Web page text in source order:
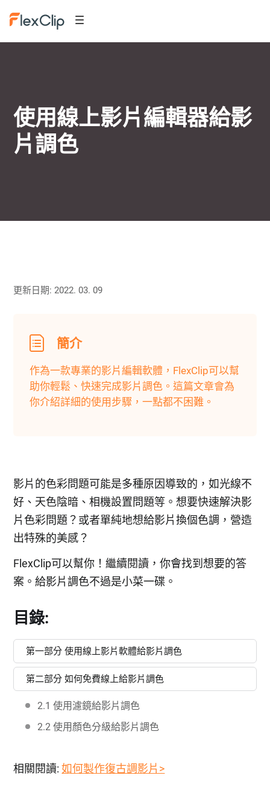
使用線上影片編輯器給影
片調色
更新日期: 2022. 03. 09
簡介
作為一款專業的影片編輯軟體，FlexClip可以幫
助你輕鬆、快速完成影片調色。這篇文章會為
你介紹詳細的使用步驟，一點都不困難。
影片的色彩問題可能是多種原因導致的，如光線不
好、天色陰暗、相機設置問題等。想要快速解決影
片色彩問題？或者單純地想給影片換個色調，營造
出特殊的美感？
FlexClip可以幫你！繼續閱讀，你會找到想要的答
案。給影片調色不過是小菜一碟。
目錄:
第一部分 使用線上影片軟體給影片調色
第二部分 如何免費線上給影片調色
2.1 使用濾鏡給影片調色
2.2 使用顏色分級給影片調色
相關閱讀:如何製作復古調影片>